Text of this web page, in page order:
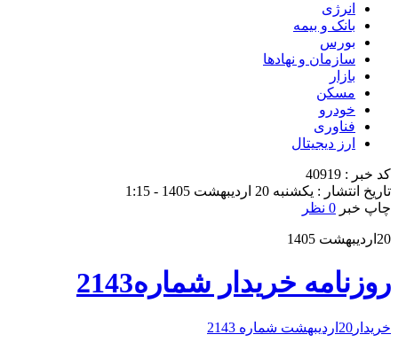
انرژی
بانک و بیمه
بورس
سازمان و نهادها
بازار
مسکن
خودرو
فناوری
ارز دیجیتال
کد خبر : 40919
تاریخ انتشار : یکشنبه 20 اردیبهشت 1405 - 1:15
چاپ خبر 0 نظر
20اردیبهشت 1405
روزنامه خریدار شماره2143
خریدار20اردیبهشت شماره 2143